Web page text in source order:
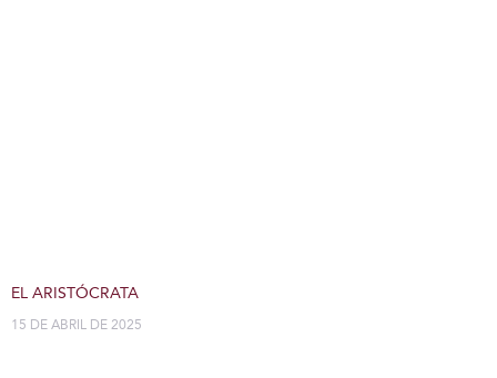
15 DE ABRIL DE 2025
EL ARISTÓCRATA